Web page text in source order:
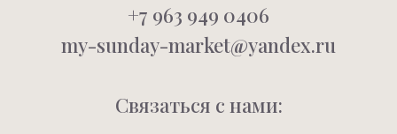
+7 963 949 0406
my-sunday-market@yandex.ru
Связаться с нами: